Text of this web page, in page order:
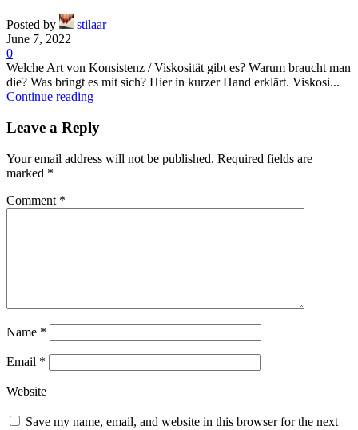
Posted by
stilaar
June 7, 2022
0
Welche Art von Konsistenz / Viskosität gibt es? Warum braucht man
die? Was bringt es mit sich? Hier in kurzer Hand erklärt. Viskosi...
Continue reading
Leave a Reply
Your email address will not be published. Required fields are
marked *
Comment *
Name *
Email *
Website
Save my name, email, and website in this browser for the next